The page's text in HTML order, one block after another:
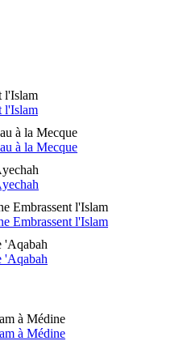
l'Islam
l'Islam
à la Mecque
à la Mecque
Embrassent l'Islam
Embrassent l'Islam
'Aqabah
'Aqabah
à Médine
à Médine